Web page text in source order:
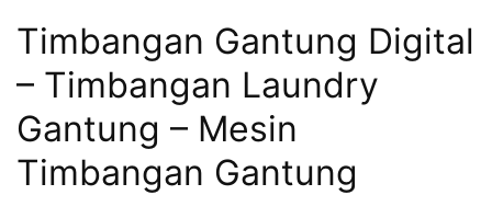
Timbangan Gantung Digital
– Timbangan Laundry
Gantung – Mesin
Timbangan Gantung